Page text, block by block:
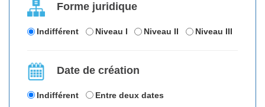
Forme juridique
Indifférent Niveau I Niveau II Niveau III
Date de création
Indifférent Entre deux dates